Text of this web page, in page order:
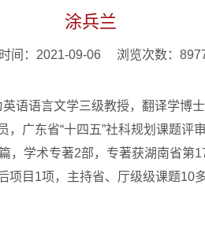
涂兵兰
间：2021-09-06 浏览次数：
语语言文学三级教授，翻译学博
，广东省“十四五”社科规划课题
，学术专著2部，专著获湖南省
项目1项，主持省、厅级级课题